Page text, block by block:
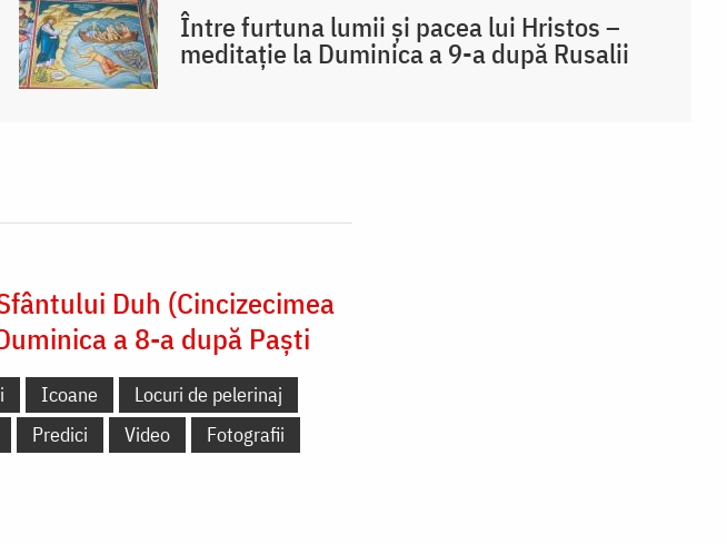
Între furtuna lumii și pacea lui Hristos –
meditație la Duminica a 9-a după Rusalii
Duh (Cincizecimea
a 8-a după Paști
Icoane
Locuri de pelerinaj
Predici Video Fotografii